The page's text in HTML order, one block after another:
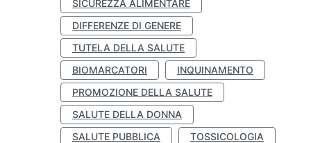
SICUREZZA ALIMENTARE
DIFFERENZE DI GENERE
TUTELA DELLA SALUTE
BIOMARCATORI
INQUINAMENTO
PROMOZIONE DELLA SALUTE
SALUTE DELLA DONNA
SALUTE PUBBLICA
TOSSICOLOGIA